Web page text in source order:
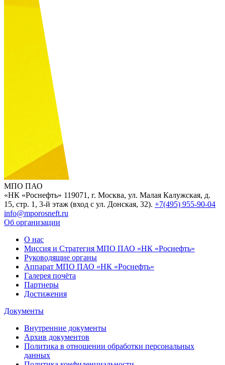
МПО ПАО
«НК «Роснефть» 119071, г. Москва, ул. Малая Калужская, д.
15, стр. 1, 3-й этаж (вход с ул. Донская, 32). +7(495) 955-90-04
info@mporosneft.ru
Об организации
О нас
Миссия и Стратегия МПО ПАО «НК «Роснефть»
Руководящие органы
Аппарат МПО ПАО «НК «Роснефть»
Галерея почёта
Партнеры
Достижения
Документы
Внутренние документы
Архив документов
Политика в отношении обработки персональных
данных